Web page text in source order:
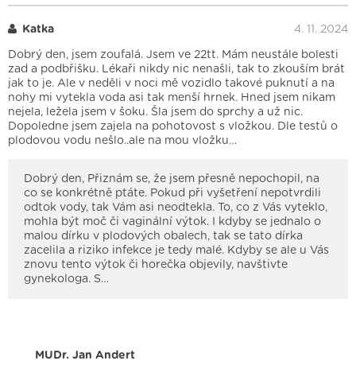
Katka 4. 11. 2024
Dobrý den, jsem zoufalá. Jsem ve 22tt. Mám neustále bolesti
zad a podbřišku. Lékaři nikdy nic nenašli, tak to zkouším brát
jak to je. Ale v neděli v noci mě vozidlo takové puknutí a na
nohy mi vytekla voda asi tak menší hrnek. Hned jsem nikam
nejela, ležela jsem v šoku. Šla jsem do sprchy a už nic.
Dopoledne jsem zajela na pohotovost s vložkou. Dle testů o
plodovou vodu nešlo..ale na mou vložku…
Dobrý den, Přiznám se, že jsem přesně nepochopil, na
co se konkrétně ptáte. Pokud při vyšetření nepotvrdili
odtok vody, tak Vám asi neodtekla. To, co z Vás vyteklo,
mohla být moč či vaginální výtok. I kdyby se jednalo o
malou dírku v plodových obalech, tak se tato dírka
zacelila a riziko infekce je tedy malé. Kdyby se ale u Vás
znovu tento výtok či horečka objevily, navštivte
gynekologa. S…
MUDr. Jan Andert